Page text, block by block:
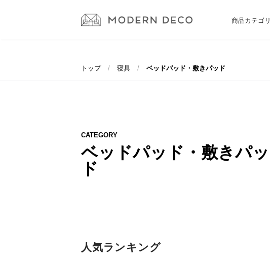
商品カテゴリ
トップ 寝具 ベッドパッド・敷きパッド
CATEGORY
ベッドパッド・敷きパッ
ド
人気ランキング